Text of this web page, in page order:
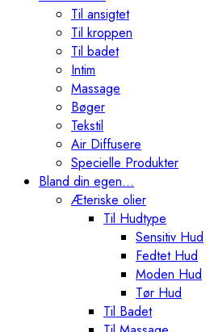
Til ansigtet
Til kroppen
Til badet
Intim
Massage
Bøger
Tekstil
Air Diffusere
Specielle Produkter
Bland din egen…
Æteriske olier
Til Hudtype
Sensitiv Hud
Fedtet Hud
Moden Hud
Tør Hud
Til Badet